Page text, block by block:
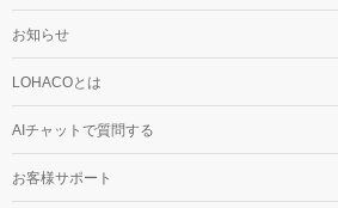
お知らせ
LOHACOとは
AIチャットで質問する
お客様サポート